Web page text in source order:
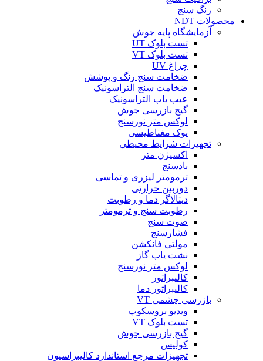
رنگ سنج
محصولات NDT
آزمایشگاه پایه جوش
تست بلوک UT
تست بلوک VT
چراغ UV
ضخامت سنج رنگ و پوشش
ضخامت سنج التراسونیک
عیب یاب التراسونیک
گیج بازرسی جوش
لوکس متر نورسنج
یوک مغناطیسی
تجهیزات شرایط محیطی
اکسیژن متر
بادسنج
ترمومتر لیزری و تماسی
دوربین حرارتی
دیتالاگر دما و رطوبت
رطوبت سنج و ترمومتر
صوت سنج
فشارسنج
مولتی فانکشن
نشت یاب گاز
لوکس متر نورسنج
کالیبراتور
کالیبراتور دما
بازرسی چشمی VT
ویدیو بروسکوپ
تست بلوک VT
گیج بازرسی جوش
کولیس
تجهیزات مرجع استاندارد کالیبراسیون